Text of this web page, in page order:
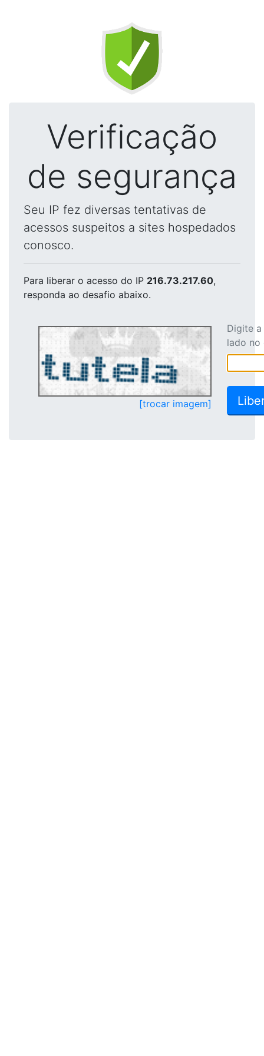
Verificação
de segurança
Seu IP fez diversas tentativas de
acessos suspeitos a sites hospedados
conosco.
Para liberar o acesso do IP 216.73.217.60,
responda ao desafio abaixo.
[trocar imagem]
Digite
lado no